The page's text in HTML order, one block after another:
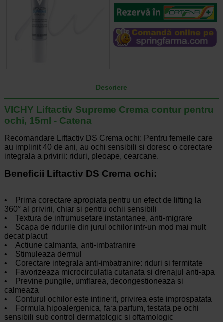
Descriere
VICHY Liftactiv Supreme Crema contur pentru
ochi, 15ml - Catena
Recomandare Liftactiv DS Crema ochi: Pentru femeile care
au implinit 40 de ani, au ochi sensibili si doresc o corectare
integrala a privirii: riduri, pleoape, cearcane.
Beneficii Liftactiv DS Crema ochi:
• Prima corectare apropiata pentru un efect de lifting la
360° al privirii, chiar si pentru ochii sensibili
• Textura de infrumusetare instantanee, anti-migrare
• Scapa de ridurile din jurul ochilor intr-un mod mai mult
decat placut
• Actiune calmanta, anti-imbatranire
• Stimuleaza dermul
• Corectare integrala anti-imbatranire: riduri si fermitate
• Favorizeaza microcirculatia cutanata si drenajul anti-apa
• Previne pungile, umflarea, decongestioneaza si
calmeaza
• Conturul ochilor este intinerit, privirea este improspatata
• Formula hipoalergenica, fara parfum, testata pe ochi
sensibili sub control dermatologic si oftamologic